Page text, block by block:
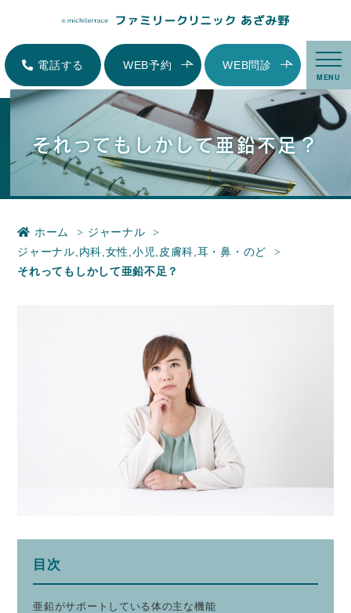
電話する WEB予約 WEB問診
MENU
ファミリークリニックあざみ野
それってもしかして亜鉛不足？
ホーム
ジャーナル
ジャーナル 内科 女性 小児 皮膚科 耳・鼻・のど
それってもしかして亜鉛不足？
目次
亜鉛がサポートしている体の主な機能